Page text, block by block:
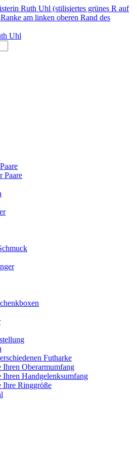
Uhl
Paare
Futharke
Ihren Oberarmumfang
Ihren Handgelenksumfang
Ihre Ringgröße